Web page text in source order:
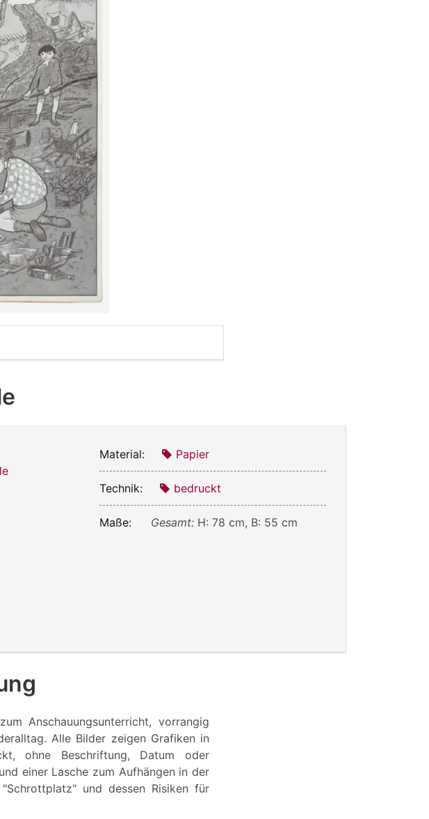
Material: Papier
Technik: bedruckt
Maße: Gesamt: H: 78 cm, B: 55 cm
Anschauungsunterricht, vorrangig
Alle Bilder zeigen Grafiken in
ohne Beschriftung, Datum oder
einer Lasche zum Aufhängen in der
und dessen Risiken für